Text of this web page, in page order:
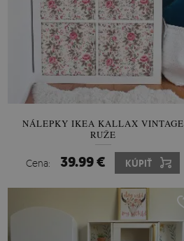
NÁLEPKY IKEA KALLAX VINTAGE
RUŽE
Cena: 39.99 € KÚPIŤ